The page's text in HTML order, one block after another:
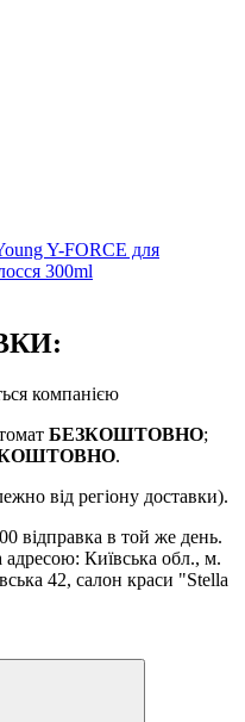
компанією
БЕЗКОШТОВНО;
.
від регіону доставки).
відправка в той же день.
адресою: Київська обл., м.
42, салон краси "Stella